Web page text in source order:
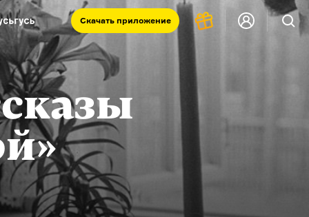
Скачать приложение
Запад и Восток: история культур
такое античность
комната